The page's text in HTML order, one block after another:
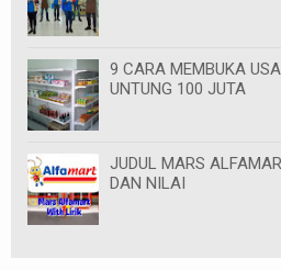
9 CARA MEMBUKA
UNTUNG 100 JUTA
JUDUL MARS
DAN NILAI